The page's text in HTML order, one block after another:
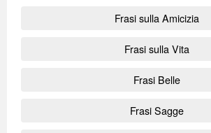
Frasi sulla Amicizia
Frasi sulla Vita
Frasi Belle
Frasi Sagge